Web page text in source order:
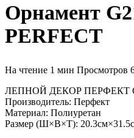
Орнамент
PERFECT
На чтение 1 мин Просмотров
ЛЕПНОЙ ДЕКОР ПЕРФЕКТ
Производитель: Перфект
Материал: Полиуретан
Размер (Ш×В×Т):